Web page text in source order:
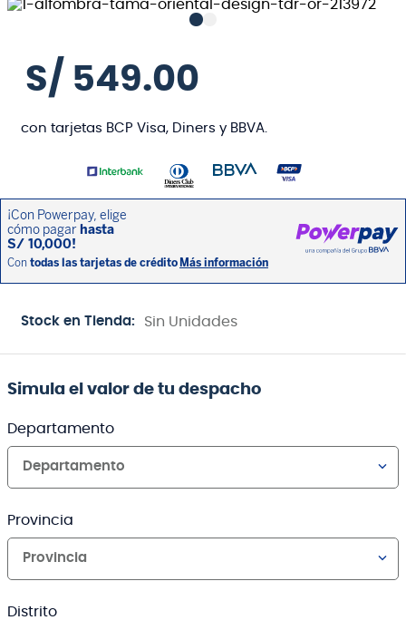
S/ 549.00
con tarjetas BCP Visa, Diners y BBVA.
Stock en Tienda: Sin Unidades
Simula el valor de tu despacho
Departamento
Departamento
Provincia
Provincia
Distrito